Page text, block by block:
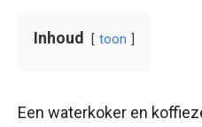
Inhoud toon
Een waterkoker en